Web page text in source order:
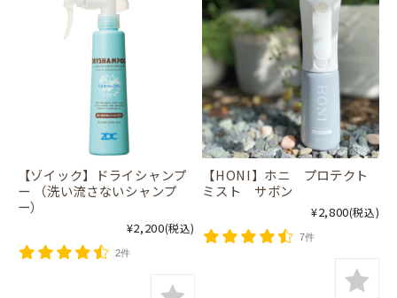
【ゾイック】ドライシャンプ
ー （洗い流さないシャンプ
ー）
¥2,200(税込)
2件
【HONI】ホニ プロテクト
ミスト サボン
¥2,800(税込)
7件